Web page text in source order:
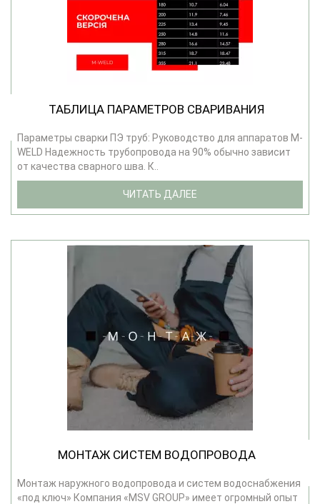
ТАБЛИЦА ПАРАМЕТРОВ СВАРИВАНИЯ
Параметры сварки ПЭ труб: Руководство для аппаратов M-
WELD Надежность трубопровода на 90% обычно зависит
от качества сварного шва. К..
ЧИТАТЬ ДАЛЕЕ
МОНТАЖ СИСТЕМ ВОДОПРОВОДА
Монтаж наружного водопровода и систем водоснабжения
«под ключ» Компания «MSV GROUP» имеет огромный опыт